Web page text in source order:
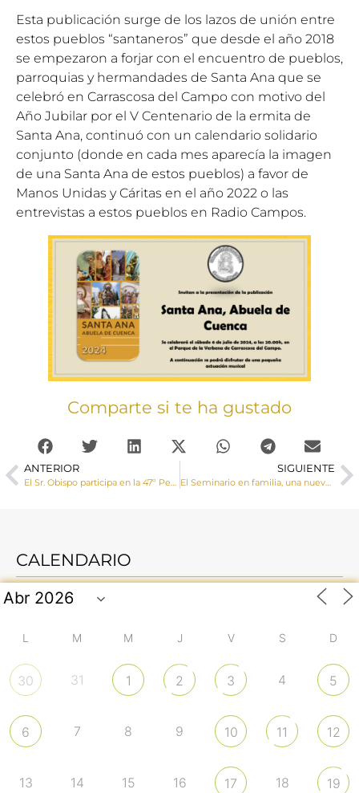
Esta publicación surge de los lazos de unión entre
estos pueblos “santaneros” que desde el año 2018
se empezaron a forjar con el encuentro de pueblos,
parroquias y hermandades de Santa Ana que se
celebró en Carrascosa del Campo con motivo del
Año Jubilar por el V Centenario de la ermita de
Santa Ana, continuó con un calendario solidario
conjunto (donde en cada mes aparecía la imagen
de una Santa Ana de estos pueblos) a favor de
Manos Unidas y Cáritas en el año 2022 o las
entrevistas a estos pueblos en Radio Campos.
Comparte si te ha gustado
ANTERIOR
El Sr. Obispo participa en la 47º Peregrinación de la Esperanza de la Hospitalidad Diocesana Nuestra Señora de Lourdes
SIGUIENTE
El Seminario en familia, una nueva manera de ser seminarista menor en nuestra diócesis
CALENDARIO
L M M J V S D
30 31 1 2 3 4 5
6 7 8 9 10 11 12
13 14 15 16 17 18 19